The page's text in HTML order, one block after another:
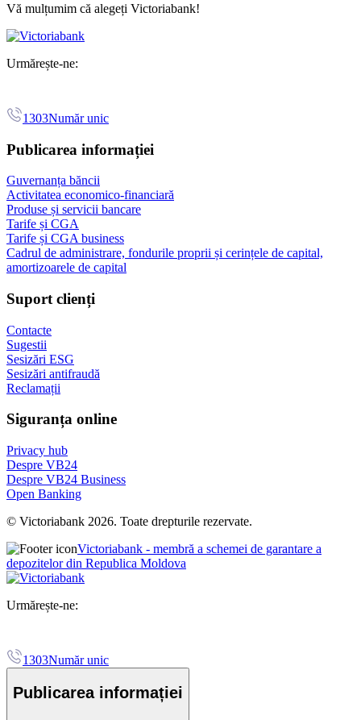
Vă mulțumim că alegeți Victoriabank!
Urmărește-ne:
1303Număr unic
Publicarea informației
Guvernanța băncii
Activitatea economico-financiară
Produse și servicii bancare
Tarife și CGA
Tarife și CGA business
Cadrul de administrare, fondurile proprii și cerințele de capital,
amortizoarele de capital
Suport clienți
Contacte
Sugestii
Sesizări ESG
Sesizări antifraudă
Reclamații
Siguranța online
Privacy hub
Despre VB24
Despre VB24 Business
Open Banking
© Victoriabank 2026. Toate drepturile rezervate.
Victoriabank - membră a schemei de garantare a
depozitelor din Republica Moldova
Urmărește-ne:
1303Număr unic
Publicarea informației